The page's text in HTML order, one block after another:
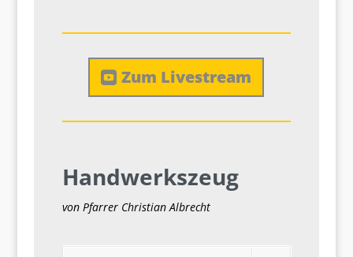
Zum Livestream
Handwerkszeug
von Pfarrer Christian Albrecht